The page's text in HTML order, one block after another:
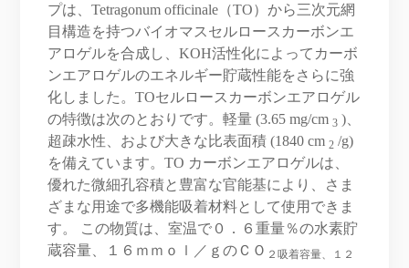
プは、Tetragonum officinale（TO）から三次元網
目構造を持つバイオマスセルロースカーボンエ
アロゲルを合成し、KOH活性化によってカーボ
ンエアロゲルのエネルギー貯蔵性能をさらに強
化しました。TOセルロースカーボンエアロゲル
の特徴は次のとおりです。軽量 (3.65 mg/cm3 )、
超疎水性、および大きな比表面積 (1840 cm2 /g)
を備えています。TO カーボンエアロゲルは、
優れた微細孔容積と豊富な官能基により、さま
ざまな用途で多機能吸着材料として使用できま
す。 この物質は、室温で０．６重量％の水素貯
蔵容量、１６ｍｍｏｌ／ｇのＣＯ ２吸着容量、１２